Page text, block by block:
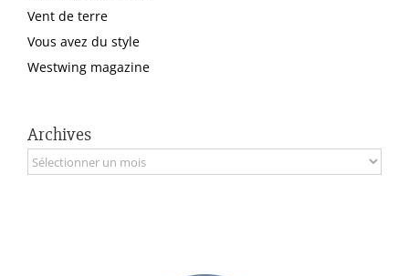
Vent de terre
Vous avez du style
Westwing magazine
Archives
Archives